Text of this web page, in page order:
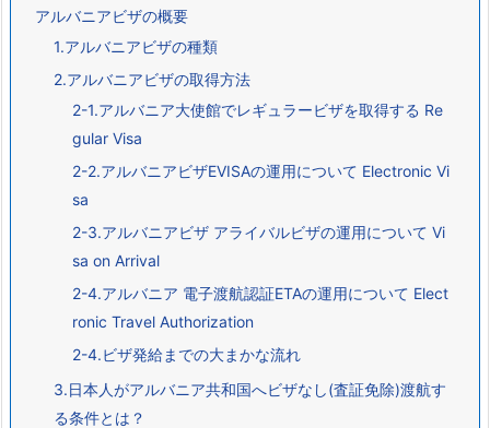
アルバニアビザの概要
1.アルバニアビザの種類
2.アルバニアビザの取得方法
2-1.アルバニア大使館でレギュラービザを取得する Re
gular Visa
2-2.アルバニアビザEVISAの運用について Electronic Vi
sa
2-3.アルバニアビザ アライバルビザの運用について Vi
sa on Arrival
2-4.アルバニア 電子渡航認証ETAの運用について Elect
ronic Travel Authorization
2-4.ビザ発給までの大まかな流れ
3.日本人がアルバニア共和国へビザなし(査証免除)渡航す
る条件とは？